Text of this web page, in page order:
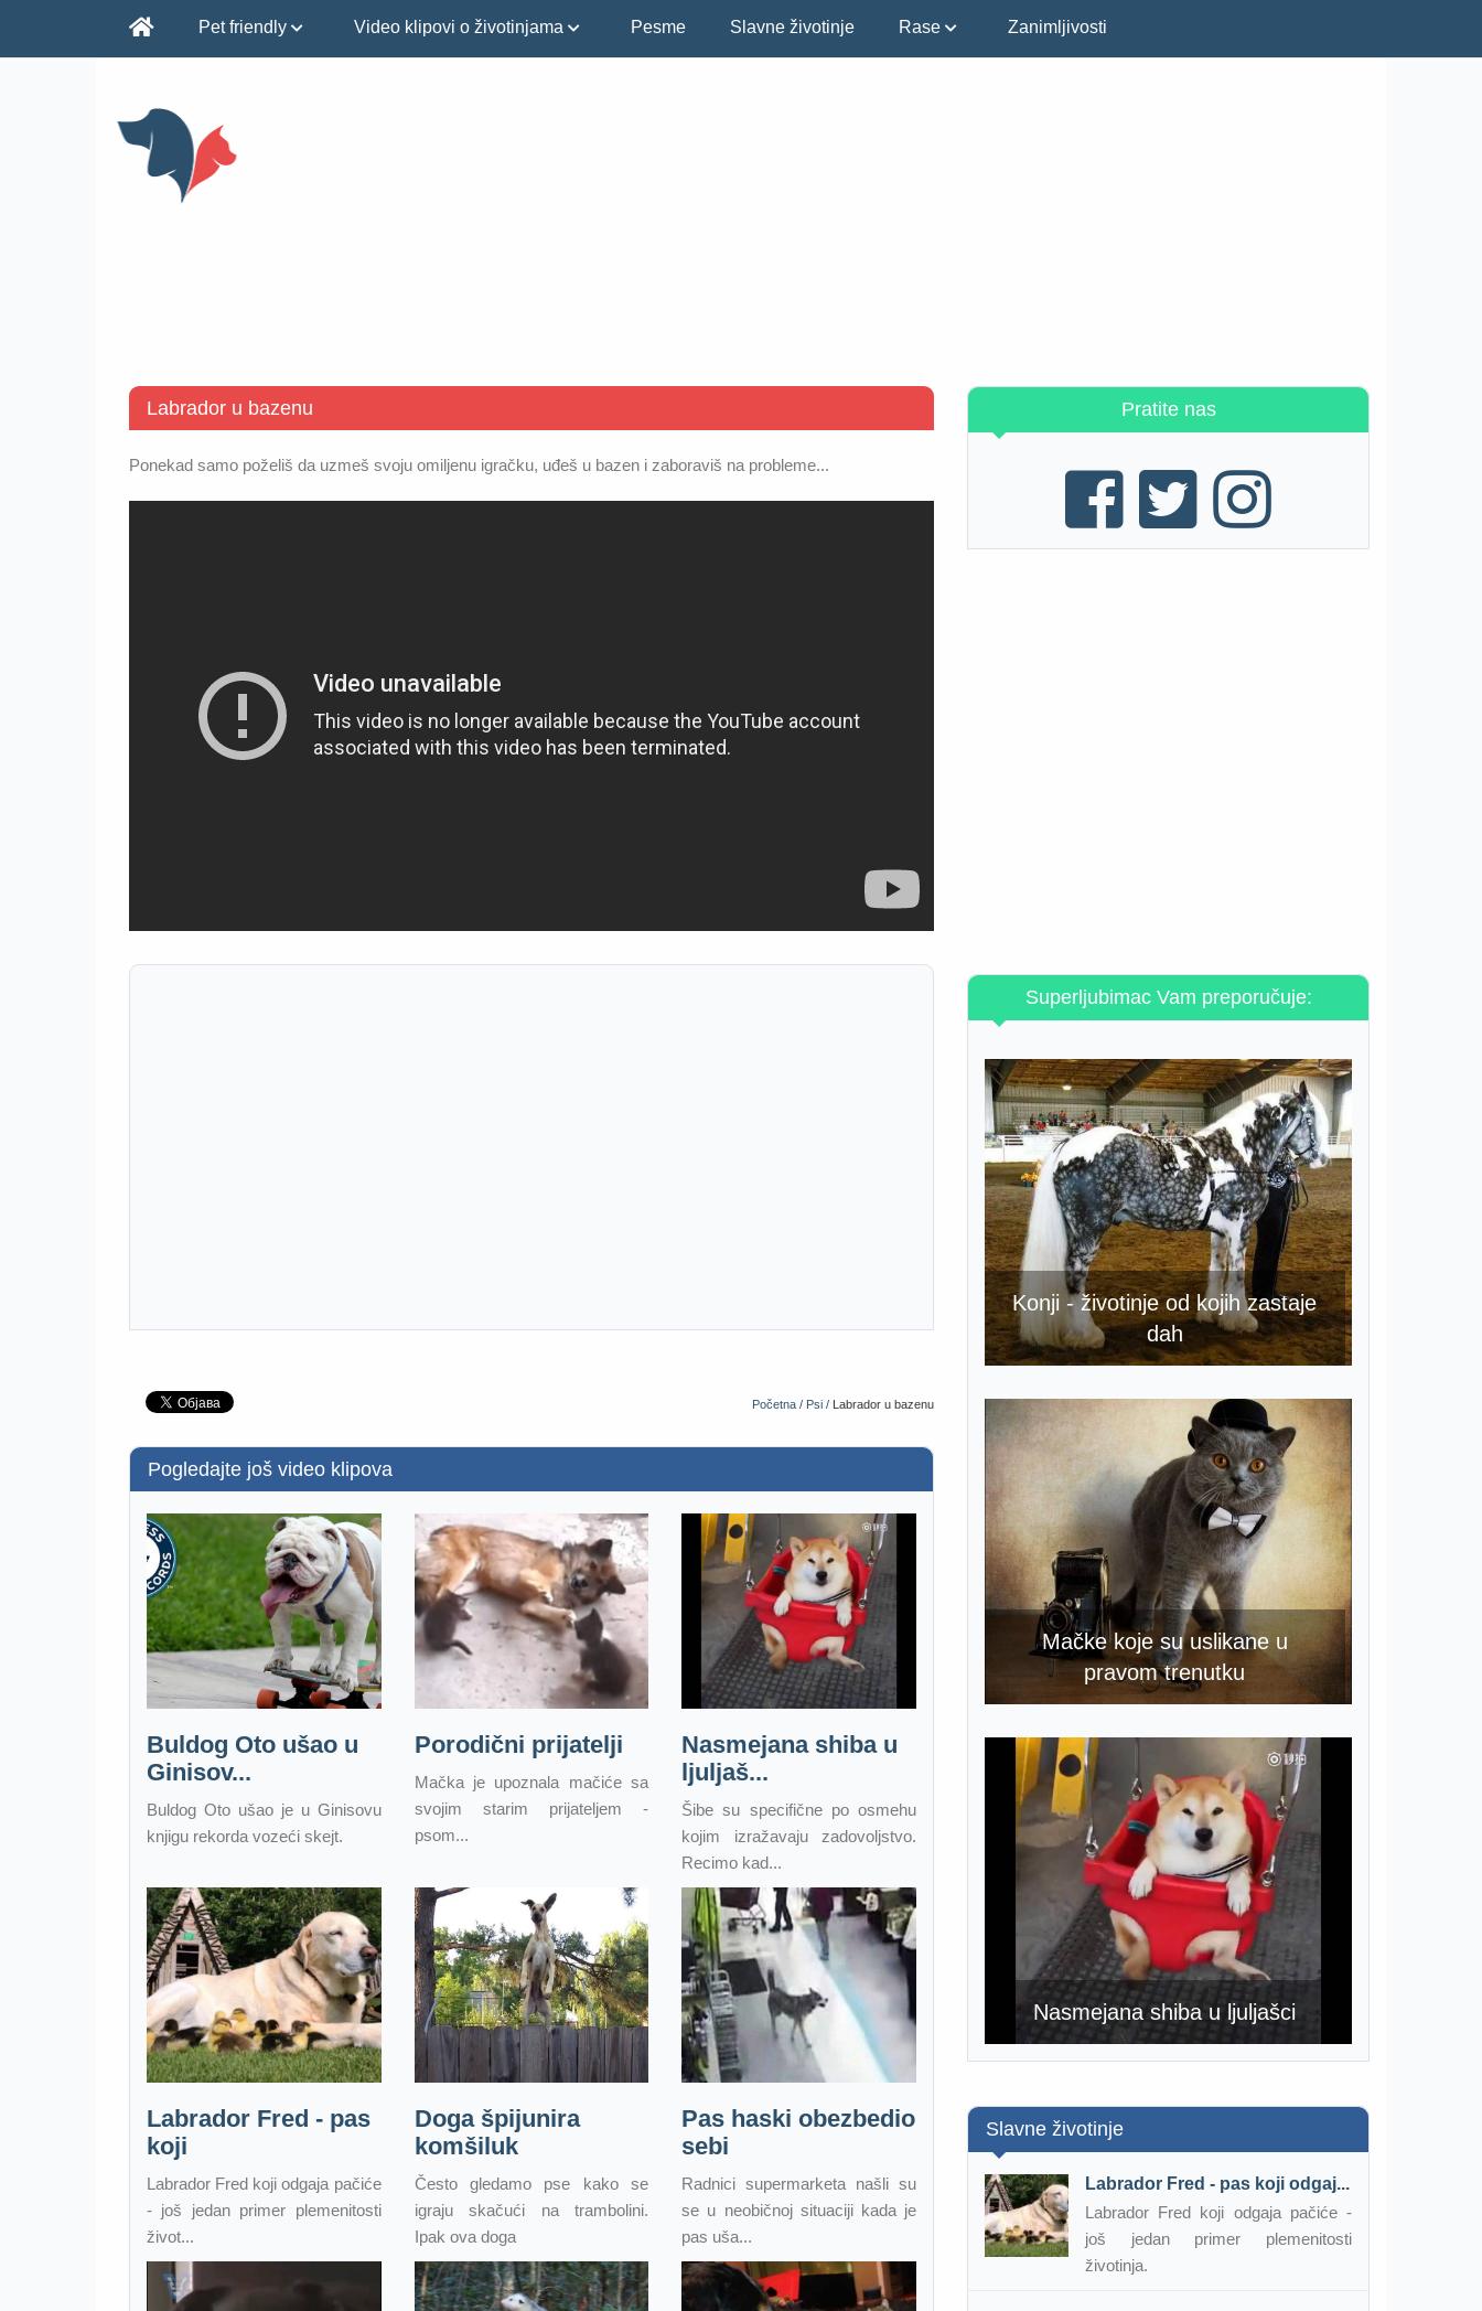
Pet friendly Video klipovi o životinjama Pesme Slavne životinje Rase Zanimljivosti
Labrador u bazenu
Ponekad samo poželiš da uzmeš svoju omiljenu igračku, uđeš u bazen i zaboraviš na probleme...
Početna / Psi / Labrador u bazenu
Pogledajte još video klipova
Buldog Oto ušao u
Ginisov...
Buldog Oto ušao je u Ginisovu
knjigu rekorda vozeći skejt.
Porodični prijatelji
Mačka je upoznala mačiće sa
svojim starim prijateljem -
psom...
Nasmejana shiba u
ljuljaš...
Šibe su specifične po osmehu
kojim izražavaju zadovoljstvo.
Recimo kad...
Labrador Fred - pas
koji
Labrador Fred koji odgaja pačiće
- još jedan primer plemenitosti
život...
Doga špijunira
komšiluk
Često gledamo pse kako se
igraju skačući na trambolini.
Ipak ova doga
Pas haski obezbedio
sebi
Radnici supermarketa našli su
se u neobičnoj situaciji kada je
pas uša...
Pratite nas
Superljubimac Vam preporučuje:
Konji - životinje od kojih zastaje
dah
Mačke koje su uslikane u
pravom trenutku
Nasmejana shiba u ljuljašci
Slavne životinje
Labrador Fred - pas koji odgaj...
Labrador Fred koji odgaja pačiće -
još jedan primer plemenitosti
životinja.